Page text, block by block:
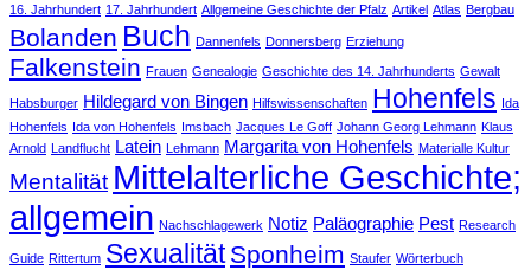
16. Jahrhundert 17. Jahrhundert Allgemeine Geschichte der Pfalz Artikel Atlas Bergbau
Bolanden Buch Dannenfels Donnersberg Erziehung
Falkenstein Frauen Genealogie Geschichte des 14. Jahrhunderts Gewalt
Habsburger Hildegard von Bingen Hilfswissenschaften Hohenfels Ida
Hohenfels Ida von Hohenfels Imsbach Jacques Le Goff Johann Georg Lehmann Klaus
Arnold Landflucht Latein Lehmann Margarita von Hohenfels Materialle Kultur
Mentalität Mittelalterliche Geschichte;
allgemein Nachschlagewerk Notiz Paläographie Pest Research
Guide Rittertum Sexualität Sponheim Staufer Wörterbuch